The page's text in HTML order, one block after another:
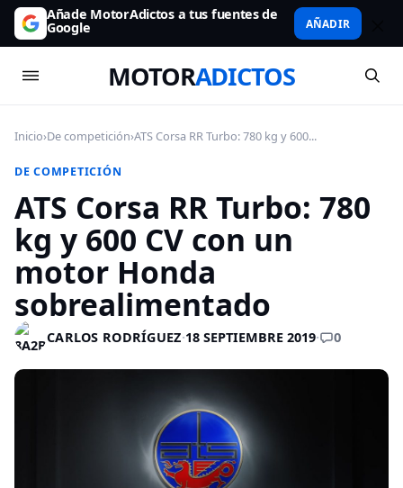
Añade MotorAdictos a tus fuentes de
Google AÑADIR
MOTORADICTOS
Inicio›De competición›ATS Corsa RR Turbo: 780 kg y 600...
DE COMPETICIÓN
ATS Corsa RR Turbo: 780
kg y 600 CV con un
motor Honda
sobrealimentado
CARLOS RODRÍGUEZ·18 SEPTIEMBRE 2019· 0